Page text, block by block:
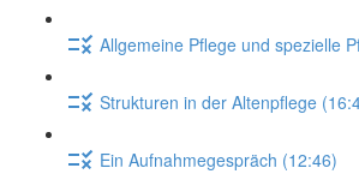
Allgemeine Pflege und spezielle
Strukturen in der Altenpflege
Ein Aufnahmegespräch (12:46)